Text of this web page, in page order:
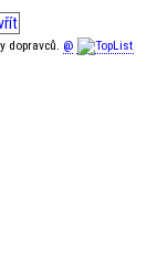
dopravců. @